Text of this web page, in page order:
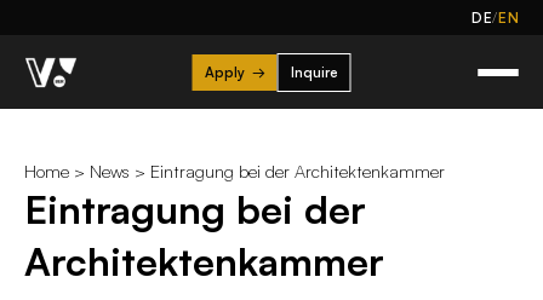
DE/EN
Apply → Inquire
Home > News > Eintragung bei der Architektenkammer
Eintragung bei der
Architektenkammer